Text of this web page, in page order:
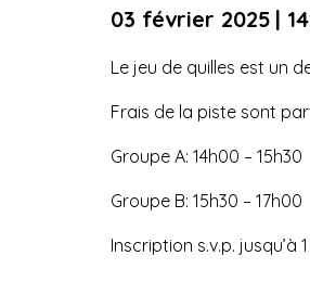
03 février 2025 |
Le jeu de quilles est un
Frais de la piste sont
Groupe A: 14h00 – 15h30
Groupe B: 15h30 – 17h00
Inscription s.v.p. jusqu’à